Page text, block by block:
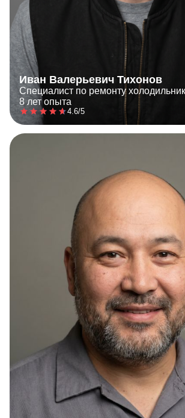
Иван Валерьевич Тихонов
Специалист по ремонту
8 лет опыта
4.6/5